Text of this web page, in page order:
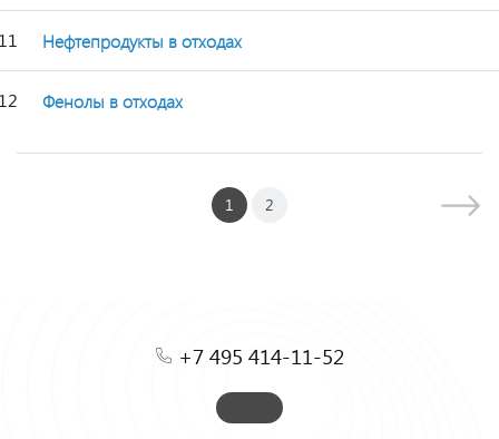
Нефтепродукты в отходах
Фенолы в отходах
1 2
+7 495 414-11-52